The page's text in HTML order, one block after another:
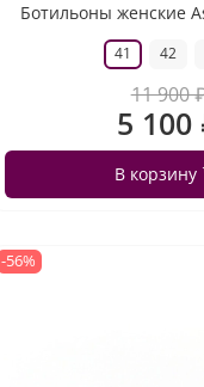
Ботильоны женские
41 42
11 900
5 100
В корзину
-56%